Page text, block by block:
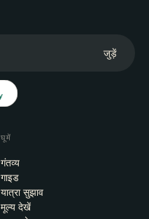
जुड़ें
घूमें
गंतव्य
गाइड
यात्रा सुझाव
मूल्य देखें